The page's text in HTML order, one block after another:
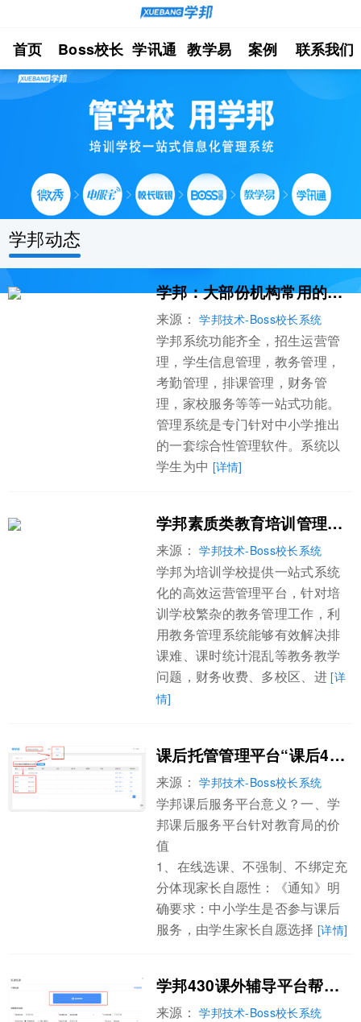
首页 Boss校长 学讯通 教学易 案例 联系我们
学邦动态
学邦：大部份机构常用的学校管理系统
来源：学邦技术-Boss校长系统
学邦系统功能齐全，招生运营管
理，学生信息管理，教务管理，
考勤管理，排课管理，财务管
理，家校服务等等一站式功能。
管理系统是专门针对中小学推出
的一套综合性管理软件。系统以
学生为中 [详情]
学邦素质类教育培训管理系统为机构提效
来源：学邦技术-Boss校长系统
学邦为培训学校提供一站式系统
化的高效运营管理平台，针对培
训学校繁杂的教务管理工作，利
用教务管理系统能够有效解决排
课难、课时统计混乱等教务教学
问题，财务收费、多校区、进[详
情]
课后托管管理平台“课后430托管”模式让“课后服务难题”不再难！
来源：学邦技术-Boss校长系统
学邦课后服务平台意义？一、学
邦课后服务平台针对教育局的价
值
1、在线选课、不强制、不绑定充
分体现家长自愿性：《通知》明
确要求：中小学生是否参与课后
服务，由学生家长自愿选择 [详情]
学邦430课外辅导平台帮你赢在起跑线
来源：学邦技术-Boss校长系统